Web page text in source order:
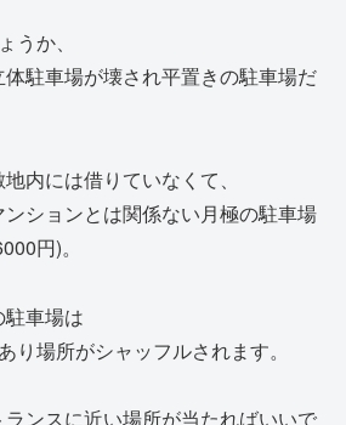
うか、
駐車場が壊され平置きの駐車場だ
内には借りていなくて、
ションとは関係ない月極の駐車場
円)。
車場は
り場所がシャッフルされます。
ンスに近い場所が当たればいいで